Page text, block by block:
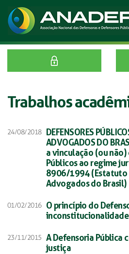
Trabalhos
24/08/2018
DEFENSORES
ADVOGADOS DO
a vinculação (ou não)
Públicos ao regime
8906/1994 (Estatuto
Advogados do Brasil)
01/02/2016
O princípio do
23/11/2015 A Defensoria Pública
justiça